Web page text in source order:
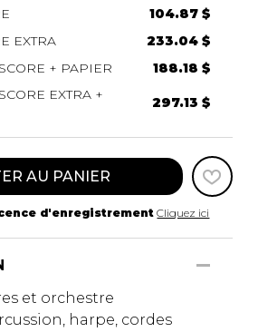
104.87 $
EXTRA
233.04 $
+ PAPIER
188.18 $
EXTRA +
297.13 $
AU PANIER
d'enregistrement Cliquez ici
et orchestre
harpe, cordes